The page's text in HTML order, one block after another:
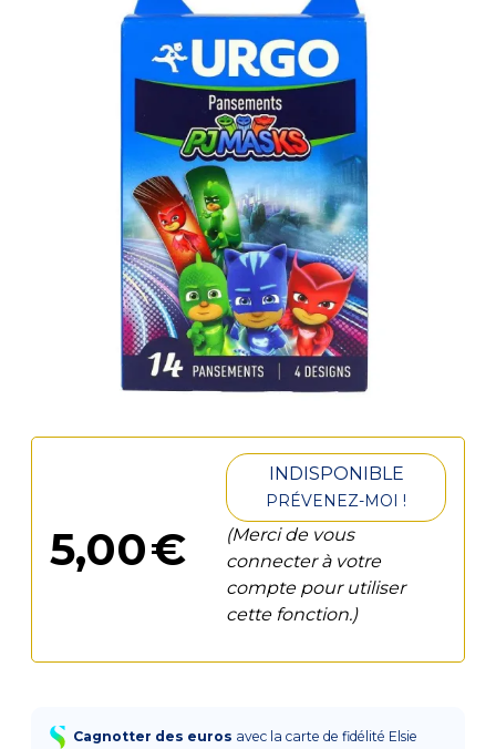
5,00€
INDISPONIBLE
PRÉVENEZ-MOI !
(Merci de vous
connecter à votre
compte pour utiliser
cette fonction.)
Cagnotter des euros avec la carte de fidélité Elsie